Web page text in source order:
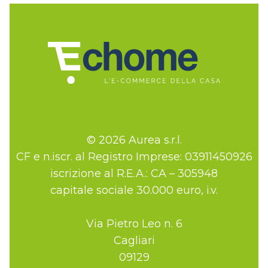
© 2026 Aurea s.r.l.
CF e n.iscr. al Registro Imprese: 03911450926
iscrizione al R.E.A.: CA – 305948
capitale sociale 30.000 euro, i.v.
Via Pietro Leo n. 6
Cagliari
09129